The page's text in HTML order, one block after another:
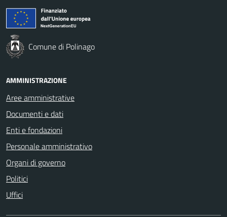
Comune di Polinago
AMMINISTRAZIONE
Aree amministrative
Documenti e dati
Enti e fondazioni
Personale amministrativo
Organi di governo
Politici
Uffici